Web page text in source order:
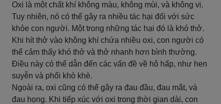
Oxi là một chất khí không màu, không mùi, và không vị.
Tuy nhiên, nó có thể gây ra nhiều tác hại đối với sức
khỏe con người. Một trong những tác hại đó là khó thở.
Khi hít thở vào không khí chứa nhiều oxi, con người có
thể cảm thấy khó thở và thở nhanh hơn bình thường.
Điều này có thể dẫn đến các vấn đề về hô hấp, như hen
suyễn và phổi khò khè.
Ngoài ra, oxi cũng có thể gây ra đau đầu, đau mắt, và
đau họng. Khi tiếp xúc với oxi trong thời gian dài, con